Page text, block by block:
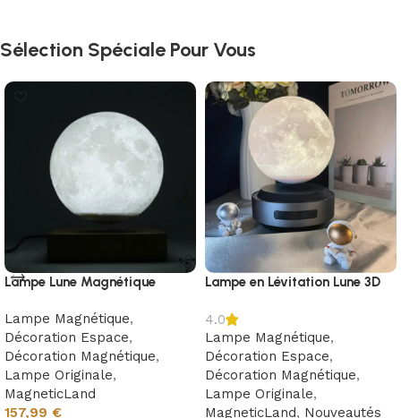
Sélection Spéciale Pour Vous
Lampe Lune Magnétique
Lampe Magnétique,
Décoration Espace,
Décoration Magnétique,
Lampe Originale,
MagneticLand
157,99 €
Lampe en Lévitation Lune 3D
4.0
Lampe Magnétique,
Décoration Espace,
Décoration Magnétique,
Lampe Originale,
MagneticLand, Nouveautés